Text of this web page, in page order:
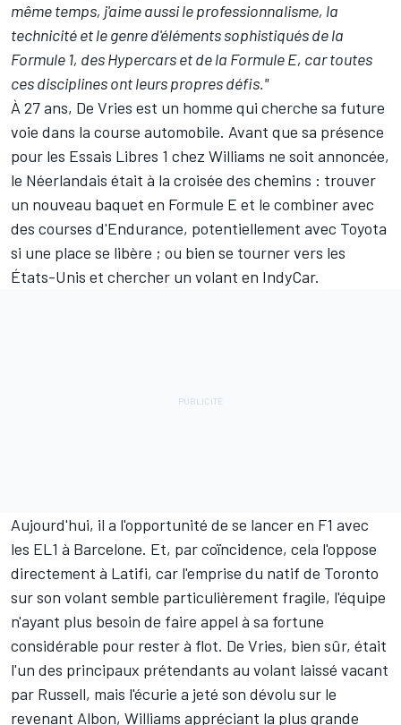
même temps, j'aime aussi le professionnalisme, la
technicité et le genre d'éléments sophistiqués de la
Formule 1, des Hypercars et de la Formule E, car toutes
ces disciplines ont leurs propres défis."
À 27 ans, De Vries est un homme qui cherche sa future
voie dans la course automobile. Avant que sa présence
pour les Essais Libres 1 chez Williams ne soit annoncée,
le Néerlandais était à la croisée des chemins : trouver
un nouveau baquet en Formule E et le combiner avec
des courses d'Endurance, potentiellement avec Toyota
si une place se libère ; ou bien se tourner vers les
États-Unis et chercher un volant en IndyCar.
Aujourd'hui, il a l'opportunité de se lancer en F1 avec
les EL1 à Barcelone. Et, par coïncidence, cela l'oppose
directement à Latifi, car l'emprise du natif de Toronto
sur son volant semble particulièrement fragile, l'équipe
n'ayant plus besoin de faire appel à sa fortune
considérable pour rester à flot. De Vries, bien sûr, était
l'un des principaux prétendants au volant laissé vacant
par Russell, mais l'écurie a jeté son dévolu sur le
revenant Albon, Williams appréciant la plus grande